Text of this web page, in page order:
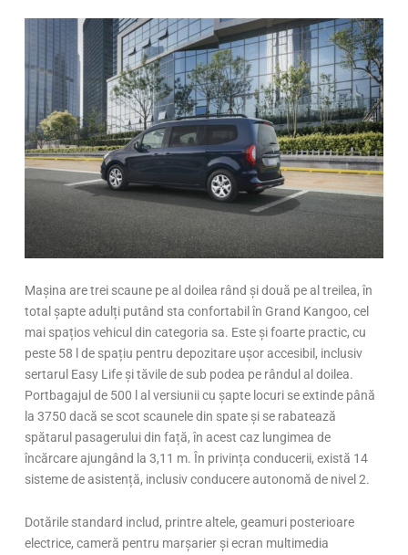
Mașina are trei scaune pe al doilea rând și două pe al treilea, în
total șapte adulți putând sta confortabil în Grand Kangoo, cel
mai spațios vehicul din categoria sa. Este și foarte practic, cu
peste 58 l de spațiu pentru depozitare ușor accesibil, inclusiv
sertarul Easy Life și tăvile de sub podea pe rândul al doilea.
Portbagajul de 500 l al versiunii cu șapte locuri se extinde până
la 3750 dacă se scot scaunele din spate și se rabatează
spătarul pasagerului din față, în acest caz lungimea de
încărcare ajungând la 3,11 m. În privința conducerii, există 14
sisteme de asistență, inclusiv conducere autonomă de nivel 2.
Dotările standard includ, printre altele, geamuri posterioare
electrice, cameră pentru marșarier și ecran multimedia